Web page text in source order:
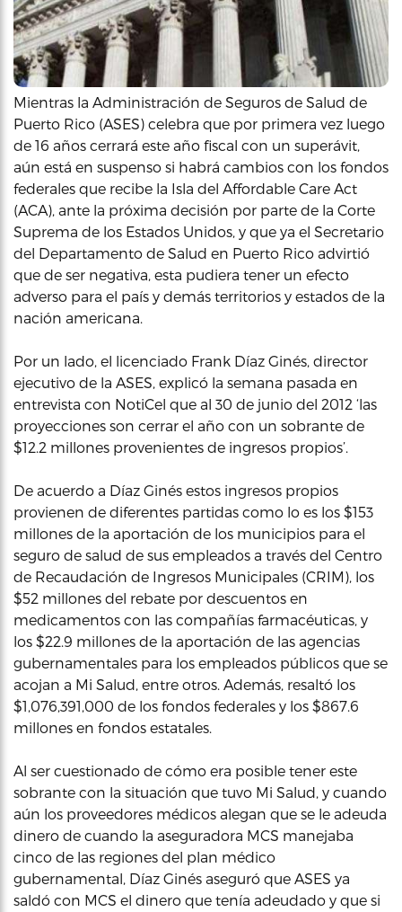
Mientras la Administración de Seguros de Salud de
Puerto Rico (ASES) celebra que por primera vez luego
de 16 años cerrará este año fiscal con un superávit,
aún está en suspenso si habrá cambios con los fondos
federales que recibe la Isla del Affordable Care Act
(ACA), ante la próxima decisión por parte de la Corte
Suprema de los Estados Unidos, y que ya el Secretario
del Departamento de Salud en Puerto Rico advirtió
que de ser negativa, esta pudiera tener un efecto
adverso para el país y demás territorios y estados de la
nación americana.
Por un lado, el licenciado Frank Díaz Ginés, director
ejecutivo de la ASES, explicó la semana pasada en
entrevista con NotiCel que al 30 de junio del 2012 ‘las
proyecciones son cerrar el año con un sobrante de
$12.2 millones provenientes de ingresos propios’.
De acuerdo a Díaz Ginés estos ingresos propios
provienen de diferentes partidas como lo es los $153
millones de la aportación de los municipios para el
seguro de salud de sus empleados a través del Centro
de Recaudación de Ingresos Municipales (CRIM), los
$52 millones del rebate por descuentos en
medicamentos con las compañías farmacéuticas, y
los $22.9 millones de la aportación de las agencias
gubernamentales para los empleados públicos que se
acojan a Mi Salud, entre otros. Además, resaltó los
$1,076,391,000 de los fondos federales y los $867.6
millones en fondos estatales.
Al ser cuestionado de cómo era posible tener este
sobrante con la situación que tuvo Mi Salud, y cuando
aún los proveedores médicos alegan que se le adeuda
dinero de cuando la aseguradora MCS manejaba
cinco de las regiones del plan médico
gubernamental, Díaz Ginés aseguró que ASES ya
saldó con MCS el dinero que tenía adeudado y que si